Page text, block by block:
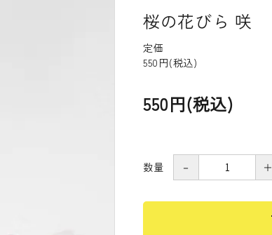
桜の花びら 咲
定価
550円(税込)
550円(税込)
数量 － ＋